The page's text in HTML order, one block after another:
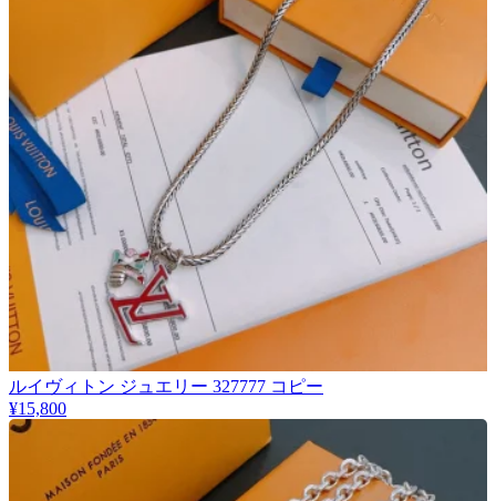
ルイヴィトン ジュエリー 327777 コピー
¥15,800